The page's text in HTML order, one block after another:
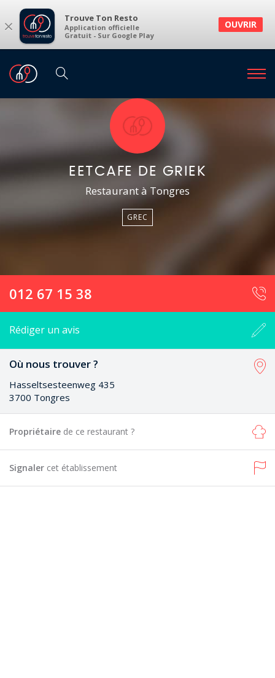
× Trouve Ton Resto
Application officielle
Gratuit - Sur Google Play
OUVRIR
EETCAFE DE GRIEK
Restaurant à Tongres
GREC
012 67 15 38
Rédiger un avis
Où nous trouver ?
Hasseltsesteenweg 435
3700 Tongres
Propriétaire de ce restaurant ?
Signaler cet établissement